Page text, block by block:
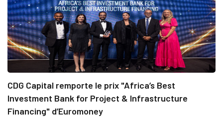
CDG Capital remporte le prix "Africa’s Best
Investment Bank for Project & Infrastructure
Financing" d’Euromoney